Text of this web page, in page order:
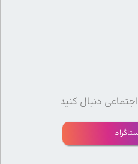
دنبال کنید